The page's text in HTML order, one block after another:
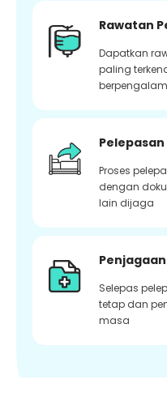
Rawatan
Dapatkan
paling
Pelepasan
Proses
dengan
lain dijaga
Selepas
tetap dan
masa